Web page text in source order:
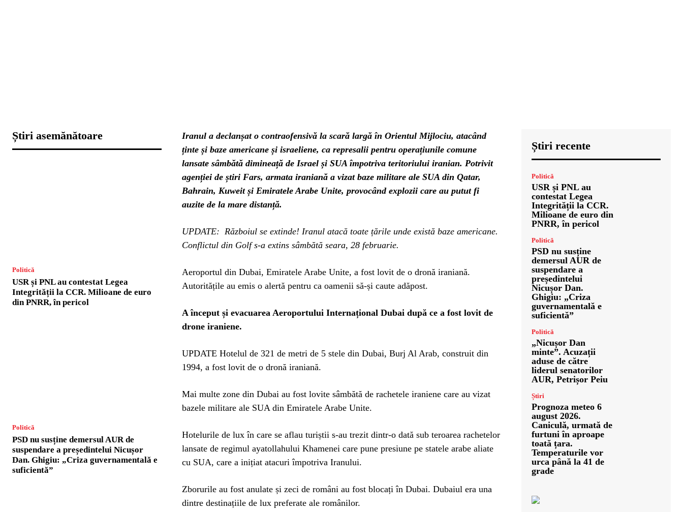
Știri asemănătoare
Politică
USR și PNL au contestat Legea
Integrității la CCR. Milioane de euro
din PNRR, în pericol
Politică
PSD nu susține demersul AUR de
suspendare a președintelui Nicușor
Dan. Ghigiu: „Criza guvernamentală e
suficientă”
Iranul a declanșat o contraofensivă la scară largă în Orientul Mijlociu, atacând
ținte și baze americane și israeliene, ca represalii pentru operațiunile comune
lansate sâmbătă dimineață de Israel și SUA împotriva teritoriului iranian. Potrivit
agenției de știri Fars, armata iraniană a vizat baze militare ale SUA din Qatar,
Bahrain, Kuweit și Emiratele Arabe Unite, provocând explozii care au putut fi
auzite de la mare distanță.
UPDATE: Războiul se extinde! Iranul atacă toate țările unde există baze americane.
Conflictul din Golf s-a extins sâmbătă seara, 28 februarie.
Aeroportul din Dubai, Emiratele Arabe Unite, a fost lovit de o dronă iraniană.
Autoritățile au emis o alertă pentru ca oamenii să-și caute adăpost.
A început și evacuarea Aeroportului Internațional Dubai după ce a fost lovit de
drone iraniene.
UPDATE Hotelul de 321 de metri de 5 stele din Dubai, Burj Al Arab, construit din
1994, a fost lovit de o dronă iraniană.
Mai multe zone din Dubai au fost lovite sâmbătă de rachetele iraniene care au vizat
bazele militare ale SUA din Emiratele Arabe Unite.
Hotelurile de lux în care se aflau turiștii s-au trezit dintr-o dată sub teroarea rachetelor
lansate de regimul ayatollahului Khamenei care pune presiune pe statele arabe aliate
cu SUA, care a inițiat atacuri împotriva Iranului.
Zborurile au fost anulate și zeci de români au fost blocați în Dubai. Dubaiul era una
dintre destinațiile de lux preferate ale românilor.
Știri recente
Politică
USR și PNL au
contestat Legea
Integrității la CCR.
Milioane de euro din
PNRR, în pericol
Politică
PSD nu susține
demersul AUR de
suspendare a
președintelui
Nicușor Dan.
Ghigiu: „Criza
guvernamentală e
suficientă”
Politică
„Nicușor Dan
minte”. Acuzații
aduse de către
liderul senatorilor
AUR, Petrișor Peiu
Știri
Prognoza meteo 6
august 2026.
Caniculă, urmată de
furtuni în aproape
toată țara.
Temperaturile vor
urca până la 41 de
grade